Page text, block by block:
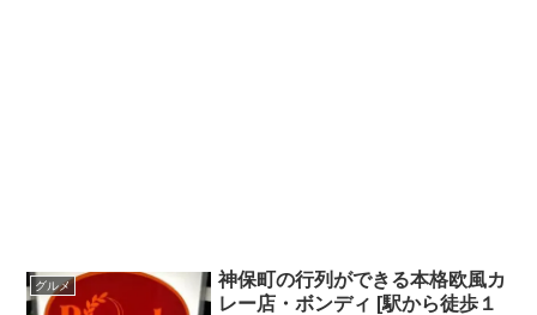
グルメ
神保町の行列ができる本格欧風カ
レー店・ボンディ [駅から徒歩１